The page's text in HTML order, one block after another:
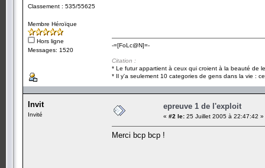
Classement : 535/55625
Membre Héroïque
Hors ligne
Messages: 1520
-=[FoLc@N]=-
Citation :
* Le futur appartient à ceux qui croient à la beauté de
* Il y'a seulement 10 categories de gens dans la vie :
Invit
Invité
epreuve 1 de l'exploit
« #2 le: 25 Juillet 2005 à 22:47:42 »
Merci bcp bcp !